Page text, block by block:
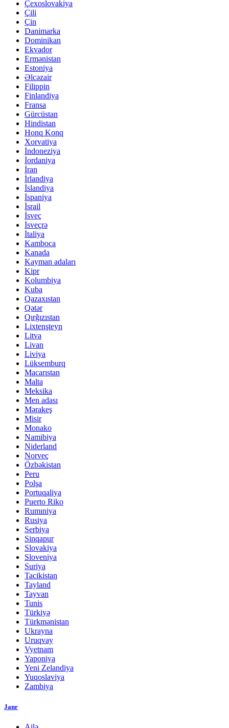
Çexoslovakiya
Çili
Çin
Danimarka
Dominikan
Ekvador
Ermənistan
Estoniya
Əlcəzair
Filippin
Finlandiya
Fransa
Gürcüstan
Hindistan
Honq Konq
Xorvatiya
İndoneziya
İordaniya
İran
İrlandiya
İslandiya
İspaniya
İsrail
İsveç
İsveçrə
İtaliya
Kamboca
Kanada
Kayman adaları
Kipr
Kolumbiya
Kuba
Qazaxıstan
Qətər
Qırğızıstan
Lixtenşteyn
Litva
Livan
Liviya
Lüksemburq
Macarıstan
Malta
Meksika
Men adası
Mərakeş
Misir
Monako
Namibiya
Niderland
Norveç
Özbəkistan
Peru
Polşa
Portuqaliya
Puerto Riko
Rumıniya
Rusiya
Serbiya
Sinqapur
Slovakiya
Sloveniya
Suriya
Tacikistan
Tayland
Tayvan
Tunis
Türkiyə
Türkmənistan
Ukrayna
Uruqvay
Vyetnam
Yaponiya
Yeni Zelandiya
Yuqoslaviya
Zambiya
Janr